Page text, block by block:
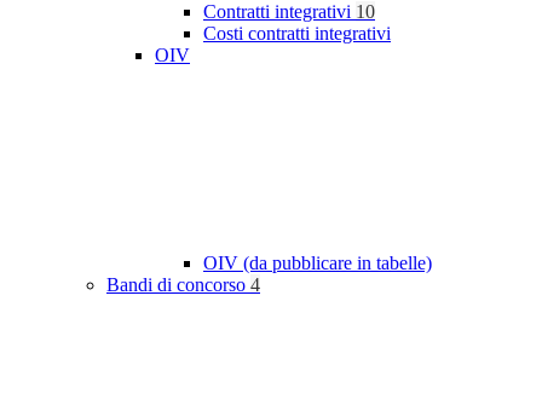
Contratti integrativi 10
Costi contratti integrativi
OIV
OIV (da pubblicare in tabelle)
Bandi di concorso 4